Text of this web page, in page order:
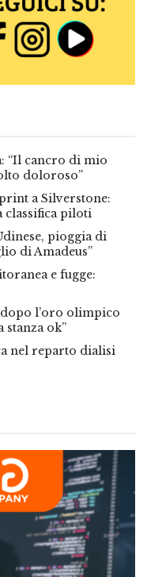
“Il cancro di mio
doloroso”
a Silverstone:
classifica piloti
pioggia di
di Amadeus”
e fugge:
l’oro olimpico
stanza ok”
nel reparto dialisi